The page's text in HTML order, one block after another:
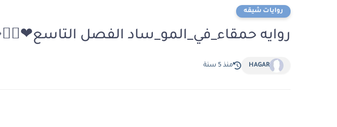
روايات شيقه
روايه حمقاء_في_المو_ساد الفصل
HAGAR منذ 5 سنة